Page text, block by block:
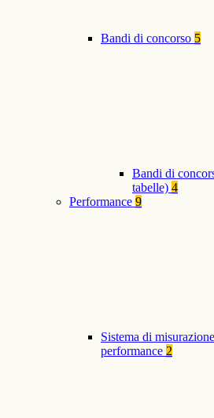
Bandi di concorso 5
Bandi di
tabelle) 4
Performance 9
Sistema di
performance 2